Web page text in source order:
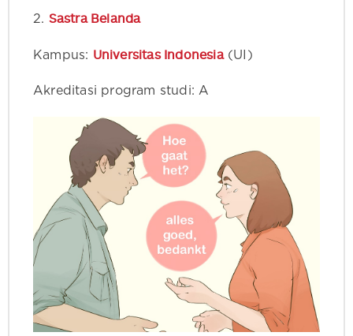
2. Sastra Belanda
Kampus: Universitas Indonesia(UI)
Akreditasi program studi: A